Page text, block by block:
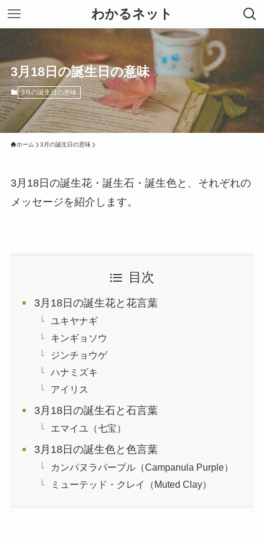
わかるネット
3月18日の誕生日の意味
3月の誕生日の意味
ホーム 3月の誕生日の意味
3月18日の誕生花・誕生石・誕生色と、それぞれの
メッセージを紹介します。
目次
3月18日の誕生花と花言葉
ユキヤナギ
キンギョソウ
ジンチョウゲ
ハナミズキ
アイリス
3月18日の誕生石と石言葉
エマイユ（七宝）
3月18日の誕生色と色言葉
カンパヌラパープル（Campanula Purple）
ミューテッド・クレイ（Muted Clay）